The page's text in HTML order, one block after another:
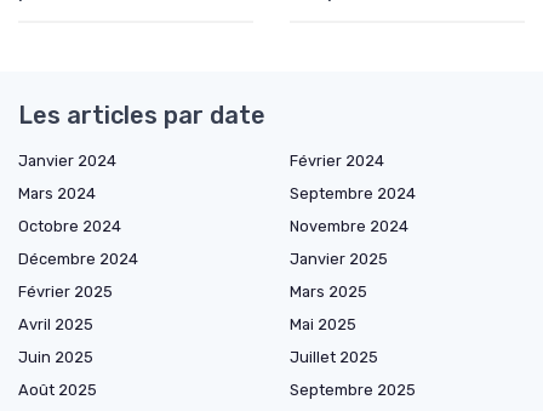
Les articles par date
Janvier 2024
Février 2024
Mars 2024
Septembre 2024
Octobre 2024
Novembre 2024
Décembre 2024
Janvier 2025
Février 2025
Mars 2025
Avril 2025
Mai 2025
Juin 2025
Juillet 2025
Août 2025
Septembre 2025